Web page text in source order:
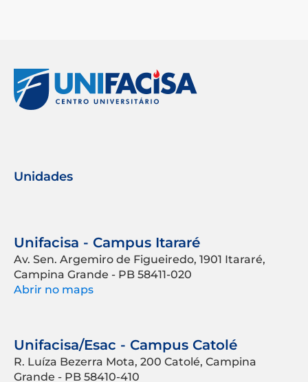
Unidades
Unifacisa - Campus Itararé
Av. Sen. Argemiro de Figueiredo, 1901 Itararé,
Campina Grande - PB 58411-020
Abrir no maps
Unifacisa/Esac - Campus Catolé
R. Luíza Bezerra Mota, 200 Catolé, Campina
Grande - PB 58410-410